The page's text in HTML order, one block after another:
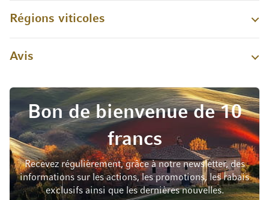
Régions viticoles
Avis
Bon de bienvenue de 10
francs
Recevez régulièrement, grâce à notre newsletter, des
informations sur les actions, les promotions, les rabais
exclusifs ainsi que les dernières nouvelles.